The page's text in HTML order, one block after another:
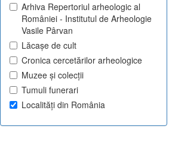
Arhiva Repertoriul arheologic al
României - Institutul de Arheologie
Vasile Pârvan
Lăcașe de cult
Cronica cercetărilor arheologice
Muzee și colecții
Tumuli funerari
Localități din România